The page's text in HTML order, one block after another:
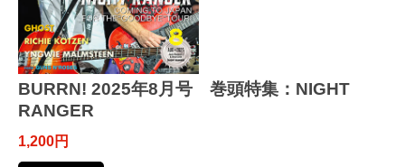
BURRN! 2025年8月号 巻頭特集：NIGHT
RANGER
1,200円